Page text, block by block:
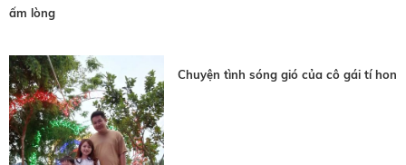
ấm lòng
Chuyện tình sóng gió của cô gái tí hon